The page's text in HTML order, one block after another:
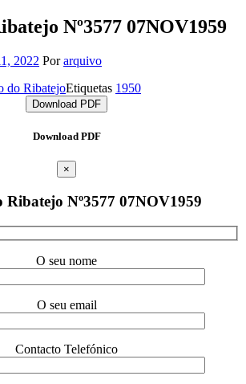
Nº3577 07NOV1959
2022 Porarquivo
do RibatejoEtiquetas 1950
Download PDF
Download PDF
×
Ribatejo Nº3577 07NOV1959
O seu nome
O seu email
Contacto Telefónico